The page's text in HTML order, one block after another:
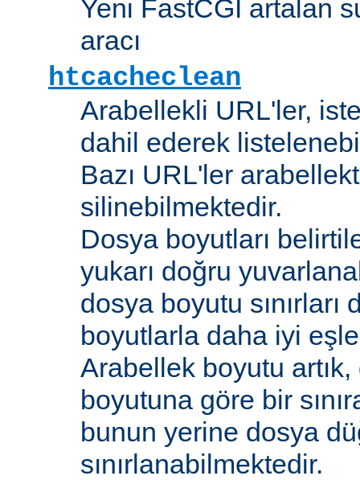
Yeni FastCGI artalan
aracı
htcacheclean
Arabellekli URL'ler,
dahil ederek
Bazı URL'ler
silinebilmektedir.
Dosya boyutları
yukarı doğru
dosya boyutu sınırları
boyutlarla daha iyi
Arabellek boyutu
boyutuna göre bir
bunun yerine dosya
sınırlanabilmektedir.